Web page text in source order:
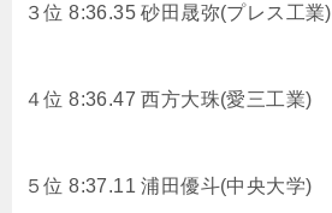
３位 8:36.35 砂田晟弥(プレス工業)
４位 8:36.47 西方大珠(愛三工業)
５位 8:37.11 浦田優斗(中央大学)